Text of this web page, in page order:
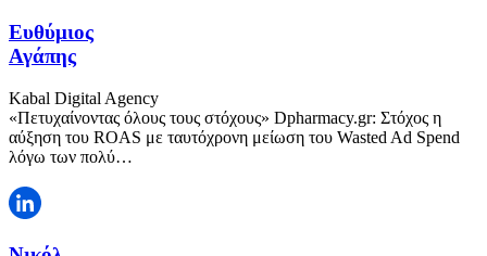
Ευθύμιος
Αγάπης
Kabal Digital Agency
«Πετυχαίνοντας όλους τους στόχους» Dpharmacy.gr: Στόχος η
αύξηση του ROAS με ταυτόχρονη μείωση του Wasted Ad Spend
λόγω των πολύ…